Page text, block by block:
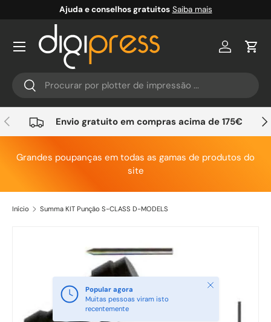
Ir para o conteúdo
Ajuda e conselhos gratuitos Saiba mais
Pesquisar
Pesquisar
Conta
Anterior Envio gratuito em compras acima de 175€
Grandes poupanças em todas as gamas de produtos do
site
Início Summa KIT Punção S-CLASS D-MODELS
Saltar para a informação do produto
Popular agora
Muitas pessoas viram isto
recentemente
Fechar